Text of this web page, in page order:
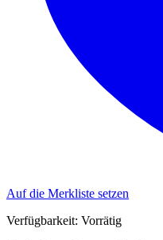
Auf die Merkliste setzen
Verfügbarkeit: Vorrätig